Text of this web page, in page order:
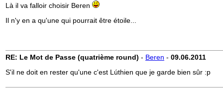
Là il va falloir choisir Beren
Il n'y en a qu'une qui pourrait être étoile...
RE: Le Mot de Passe (quatrième round) - Beren - 09.06.2011
S'il ne doit en rester qu'une c'est Lúthien que je garde bien sûr :p